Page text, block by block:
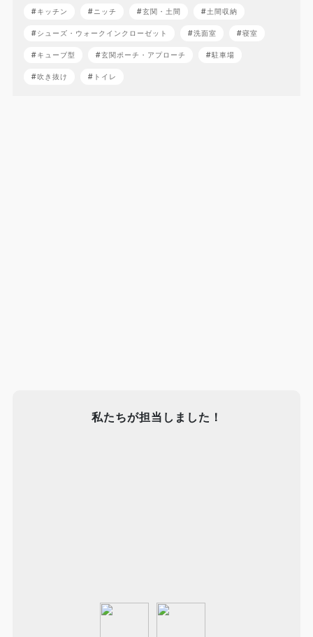
キッチン ニッチ 玄関・土間 土間収納
シューズ・ウォークインクローゼット 洗面室 寝室
キューブ型 玄関ポーチ・アプローチ 駐車場
吹き抜け トイレ
私たちが担当しました！